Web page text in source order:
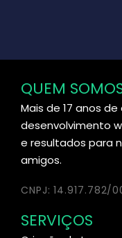
QUEM
Mais de 17 anos
desenvolvimento
e resultados para
amigos.
CNPJ: 14.917.782/
SERVIÇOS